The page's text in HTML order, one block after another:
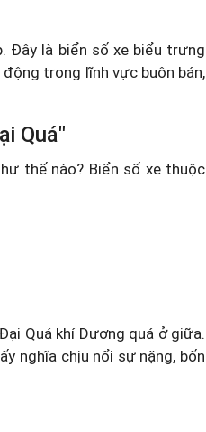
Đây là biển số xe biểu trưng
trong lĩnh vực buôn bán,
Quá"
thế nào? Biển số xe thuộc
Quá khí Dương quá ở giữa.
nghĩa chịu nổi sự nặng, bốn